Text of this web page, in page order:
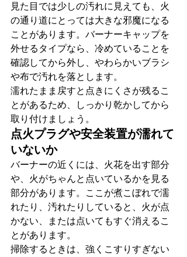
見た目では少しの汚れに見えても、火
の通り道にとっては大きな邪魔になる
ことがあります。バーナーキャップを
外せるタイプなら、冷めていることを
確認してから外し、やわらかいブラシ
や布で汚れを落とします。
濡れたまま戻すと点きにくさが残るこ
とがあるため、しっかり乾かしてから
取り付けましょう。
点火プラグや安全装置が濡れて
いないか
バーナーの近くには、火花を出す部分
や、火がちゃんと点いているかを見る
部分があります。ここが煮こぼれで濡
れたり、汚れたりしていると、火が点
かない、または点いてもすぐ消えるこ
とがあります。
掃除するときは、強くこすりすぎない